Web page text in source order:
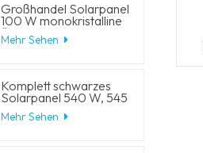
Großhandel Solarpanel
100 W monokristalline
flexible PV-
Solarmodule
Mehr Sehen
Komplett schwarzes
Solarpanel 540 W, 545
W, 550 W, 555 W,
Halbzellen-Solar-
Mehr Sehen